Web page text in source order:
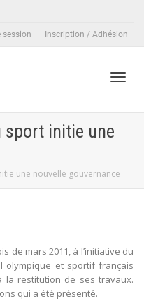
session Inscription / Adhésion
sport initie une
une nouvelle gouvernance
de mars 2011, à l’initiative du
olympique et sportif français
la restitution de ses travaux.
qui a été présenté.